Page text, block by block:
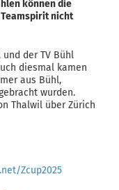
können die
nicht
der TV Bühl
diesmal kamen
aus Bühl,
wurden.
Thalwil über Zürich
Zcup2025